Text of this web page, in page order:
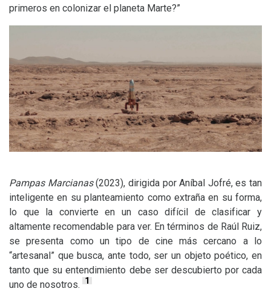
primeros en colonizar el planeta Marte?”
Pampas Marcianas(2023), dirigida por Aníbal Jofré, es tan
inteligente en su planteamiento como extraña en su forma,
lo que la convierte en un caso difícil de clasificar y
altamente recomendable para ver. En términos de Raúl Ruiz,
se presenta como un tipo de cine más cercano a lo
“artesanal” que busca, ante todo, ser un objeto poético, en
tanto que su entendimiento debe ser descubierto por cada
uno de nosotros.
1